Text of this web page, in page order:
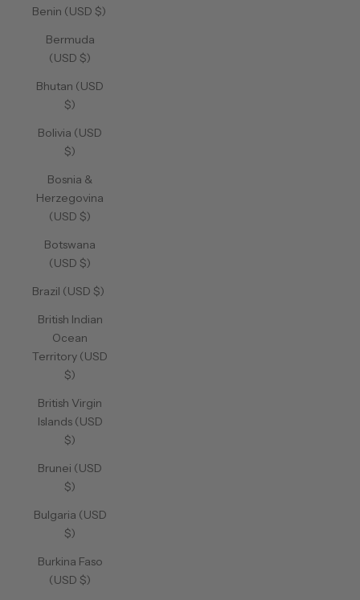
Benin (USD $)
Bermuda
(USD $)
Bhutan (USD
$)
Bolivia (USD
$)
Bosnia &
Herzegovina
(USD $)
Botswana
(USD $)
Brazil (USD $)
British Indian
Ocean
Territory (USD
$)
British Virgin
Islands (USD
$)
Brunei (USD
$)
Bulgaria (USD
$)
Burkina Faso
(USD $)